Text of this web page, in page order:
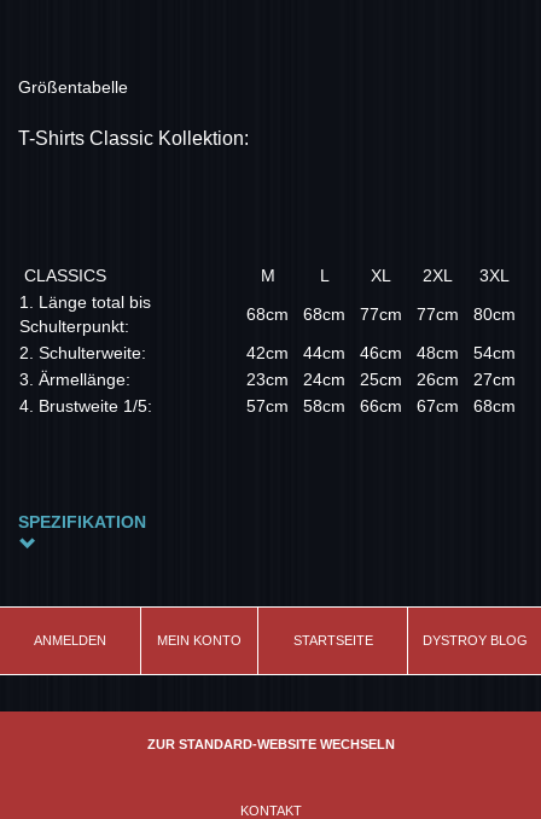
Größentabelle
T-Shirts Classic Kollektion:
CLASSICS M L XL 2XL
3XL
1. Länge total bis
Schulterpunkt:
68cm 68cm 77cm 77cm
80cm
2. Schulterweite:
42cm 44cm 46cm 48cm
54cm
3. Ärmellänge:
23cm 24cm 25cm 26cm
27cm
4. Brustweite 1/5:
57cm 58cm 66cm 67cm 68cm
SPEZIFIKATION
Farbe
Modell
ANMELDEN MEIN KONTO STARTSEITE DYSTROY BLOG
ZUR STANDARD-WEBSITE WECHSELN
KONTAKT